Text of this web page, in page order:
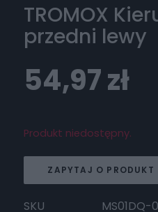
TROMOX
przedni lewy
54,97zł
Produkt niedostępny.
ZAPYTAJ O PRODUKT
SKU